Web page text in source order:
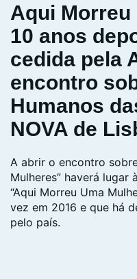
Aqui Morreu
10 anos
cedida pela
encontro
Humanos
NOVA de
A abrir o encontro
Mulheres” haverá lugar
“Aqui Morreu Uma
vez em 2016 e que há
pelo país.